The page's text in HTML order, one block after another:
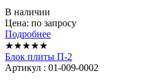
В наличии
Цена: по запросу
Подробнее
★★★★★
Блок плиты П-2
Артикул : 01-009-0002